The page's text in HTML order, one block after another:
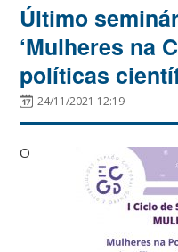
Último
‘Mulheres na
políticas
24/11/2021 12:19
O